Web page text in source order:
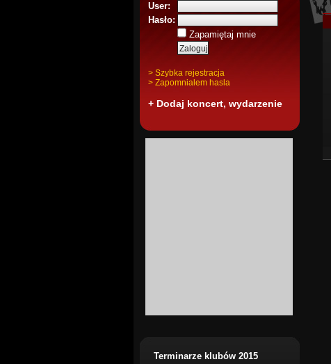
User:
Hasło:
Zapamiętaj mnie
> Szybka rejestracja
> Zapomnialem hasla
+ Dodaj koncert, wydarzenie
Terminarze klubów 2015